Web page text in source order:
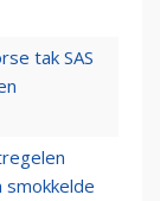
tak SAS